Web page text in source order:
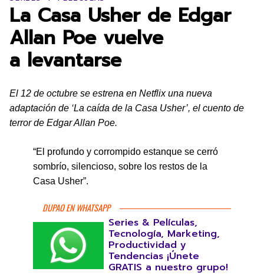
La Casa Usher de Edgar
Allan Poe vuelve
a levantarse
El 12 de octubre se estrena en Netflix una nueva
adaptación de ‘La caída de la Casa Usher’, el cuento de
terror de Edgar Allan Poe.
“El profundo y corrompido estanque se cerró
sombrío, silencioso, sobre los restos de la
Casa Usher”.
DUPAO EN WHATSAPP
Series & Películas,
Tecnología, Marketing,
Productividad y
Tendencias ¡Únete
GRATIS a nuestro grupo!